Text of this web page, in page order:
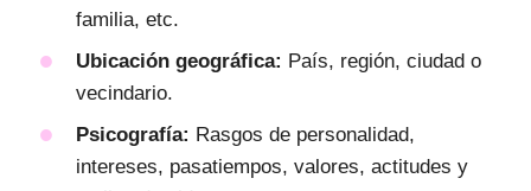
familia, etc.
Ubicación geográfica: País, región, ciudad o
vecindario.
Psicografía: Rasgos de personalidad,
intereses, pasatiempos, valores, actitudes y